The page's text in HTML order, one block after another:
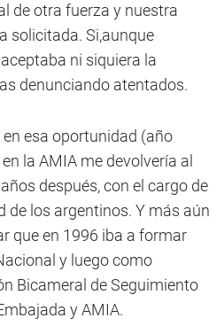
de otra fuerza y nuestra
solicitada. Si,aunque
ni siquiera la
denunciando atentados.
esa oportunidad (año
la AMIA me devolvería al
después, con el cargo de
de los argentinos. Y más aún
que en 1996 iba a formar
y luego como
Bicameral de Seguimiento
y AMIA.